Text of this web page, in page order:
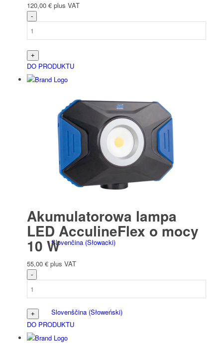
Français(Francuski)
Italiano
Slovenčina(Słowacki)
Slovenščina(Słoweński)
120,00 € plus VAT
DO PRODUKTU
Akumulatorowa lampa
LED AcculineFlex o mocy
10 W
55,00 € plus VAT
DO PRODUKTU